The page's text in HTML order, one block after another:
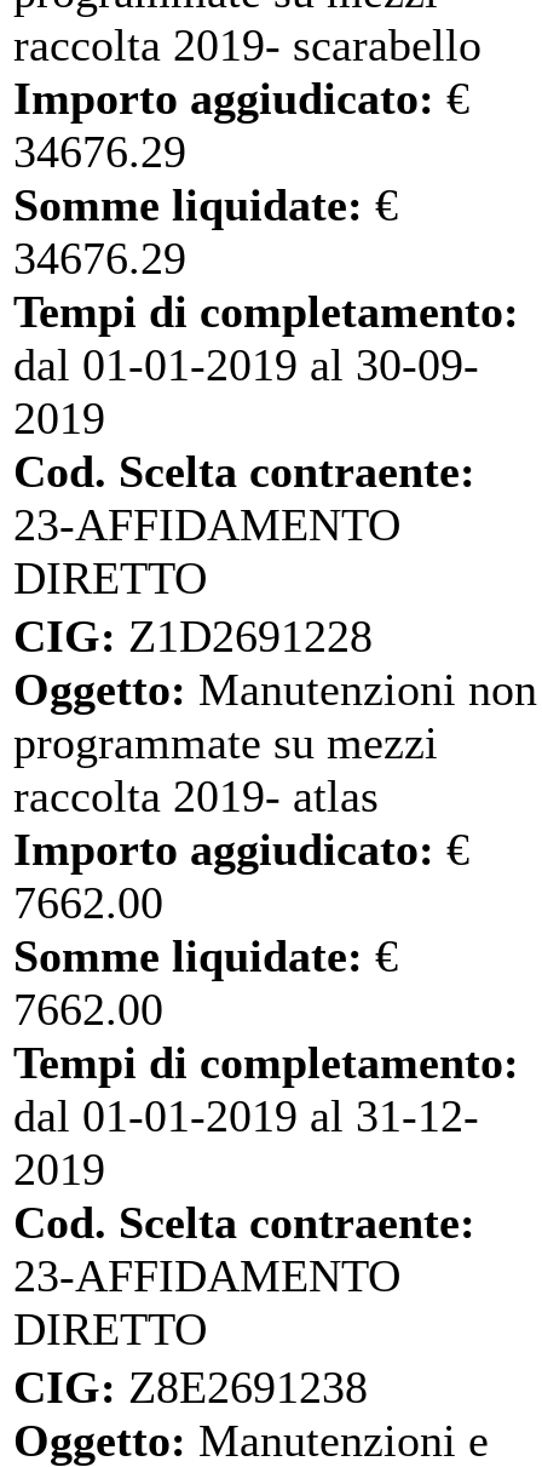
raccolta 2019- scarabello
Importo aggiudicato: €
34676.29
Somme liquidate: €
34676.29
Tempi di completamento:
dal 01-01-2019 al 30-09-
2019
Cod. Scelta contraente:
23-AFFIDAMENTO
DIRETTO
CIG: Z1D2691228
Oggetto: Manutenzioni non
programmate su mezzi
raccolta 2019- atlas
Importo aggiudicato: €
7662.00
Somme liquidate: €
7662.00
Tempi di completamento:
dal 01-01-2019 al 31-12-
2019
Cod. Scelta contraente:
23-AFFIDAMENTO
DIRETTO
CIG: Z8E2691238
Oggetto: Manutenzioni e